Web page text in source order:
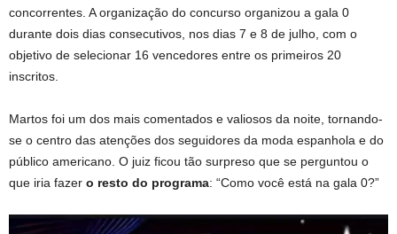
concorrentes. A organização do concurso organizou a gala 0
durante dois dias consecutivos, nos dias 7 e 8 de julho, com o
objetivo de selecionar 16 vencedores entre os primeiros 20
inscritos.
Martos foi um dos mais comentados e valiosos da noite, tornando-
se o centro das atenções dos seguidores da moda espanhola e do
público americano. O juiz ficou tão surpreso que se perguntou o
que iria fazer o resto do programa: “Como você está na gala 0?”